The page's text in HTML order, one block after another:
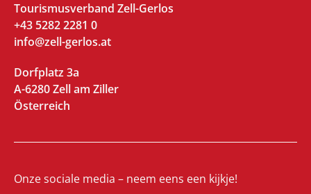
Tourismusverband Zell-Gerlos
+43 5282 2281 0
info@zell-gerlos.at
Dorfplatz 3a
A-6280 Zell am Ziller
Österreich
Onze sociale media – neem eens een kijkje!